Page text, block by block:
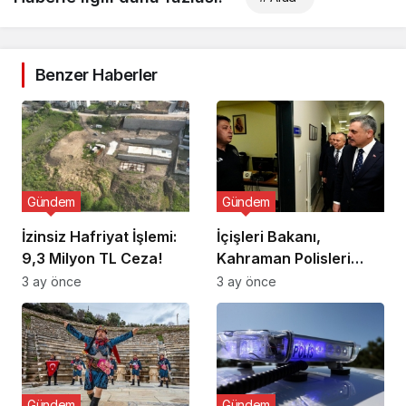
Benzer Haberler
İzinsiz Hafriyat İşlemi:
9,3 Milyon TL Ceza!
Gündem
3 ay önce
İçişleri Bakanı,
Kahraman Polisleri
Ziyaret Etti
Gündem
3 ay önce